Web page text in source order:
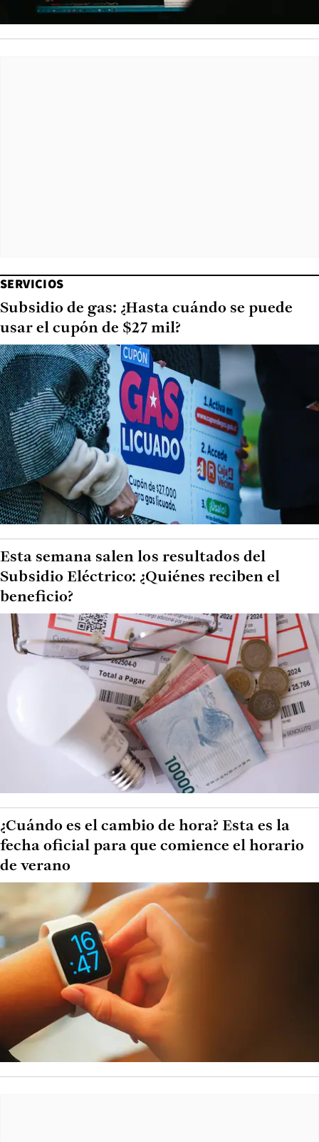
SERVICIOS
Subsidio de gas: ¿Hasta cuándo se puede
usar el cupón de $27 mil?
Esta semana salen los resultados del
Subsidio Eléctrico: ¿Quiénes reciben el
beneficio?
¿Cuándo es el cambio de hora? Esta es la
fecha oficial para que comience el horario
de verano